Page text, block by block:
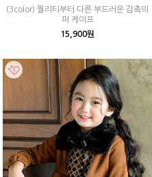
(3color) 퀄리티부터 다른 부드러운 감촉의
퍼 케이프
15,900원